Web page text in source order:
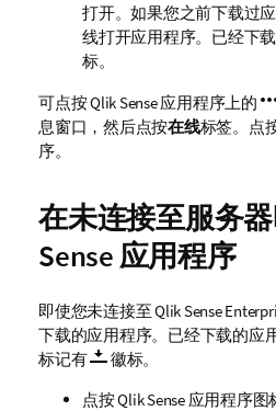
打开。如果您之前下载过
线打开应用程序。已经下
标。
可点按Qlik Sense应用程序上的
息窗口，然后点按在线标签。点
序。
在未连接至服务
Sense 应用程序
即使您未连接至Qlik Sense
下载的应用程序。已经下载的应
标记有
徽标。
点按Qlik Sense应用程序图